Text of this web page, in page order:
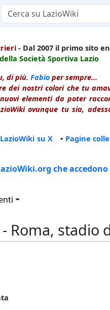
- Dal 2007 il primo sito
Società Sportiva Lazio
di più. Fabio per sempre...
dei nostri colori che tu
elementi da poter
ovunque tu sia,
LazioWiki su X • Pagine
che
stadio